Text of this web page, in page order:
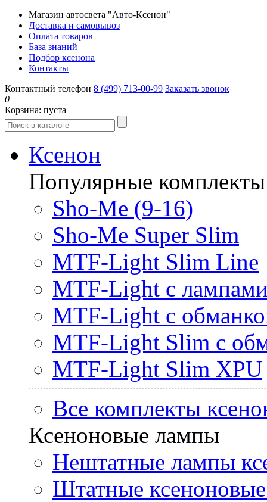
Магазин автосвета "Авто-Ксенон"
Доставка и самовывоз
Оплата товаров
База знаний
Подбор ксенона
Контакты
Контактный телефон 8 (499) 713-00-99 Заказать звонок
0
Корзина: пуста
Ксенон
Популярные комплекты
Sho-Me (9-16)
Sho-Me Super Slim
MTF-Light Slim Line
MTF-Light с
MTF-Light с
MTF-Light Slim с
MTF-Light Slim XPU
Все комплекты
Ксеноновые лампы
Нештатные лампы
Штатные